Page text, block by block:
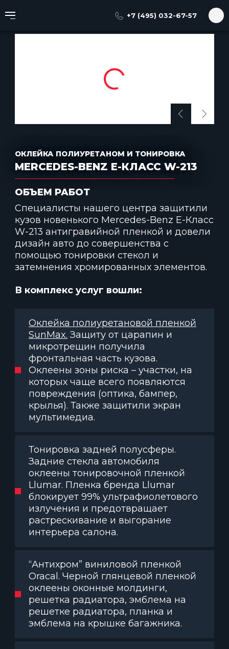
+7 (495) 032-67-57
Главная
Тонировка автомобиля
Оклейка полиуретаном и тонировка Mercedes-Benz E-
ОКЛЕЙКА ПОЛИУРЕТАНОМ И ТОНИРОВКА
MERCEDES-BENZ E-КЛАСС W-213
ОБЪЕМ РАБОТ
Специалисты нашего центра защитили
кузов новенького Mercedes-Benz E-Класс
W-213 антигравийной пленкой и довели
дизайн авто до совершенства с
помощью тонировки стекол и
затемнения хромированных элементов.
В комплекс услуг вошли:
Оклейка полиуретановой пленкой
SunMax. Защиту от царапин и
микротрещин получила
фронтальная часть кузова.
Оклеены зоны риска – участки, на
которых чаще всего появляются
повреждения (оптика, бампер,
крылья). Также защитили экран
мультимедиа.
Тонировка задней полусферы.
Задние стекла автомобиля
оклеены тонировочной пленкой
Llumar. Пленка бренда Llumar
блокирует 99% ультрафиолетового
излучения и предотвращает
растрескивание и выгорание
интерьера салона.
“Антихром” виниловой пленкой
Oracal. Черной глянцевой пленкой
оклеены оконные молдинги,
решетка радиатора, эмблема на
решетке радиатора, планка и
эмблема на крышке багажника.